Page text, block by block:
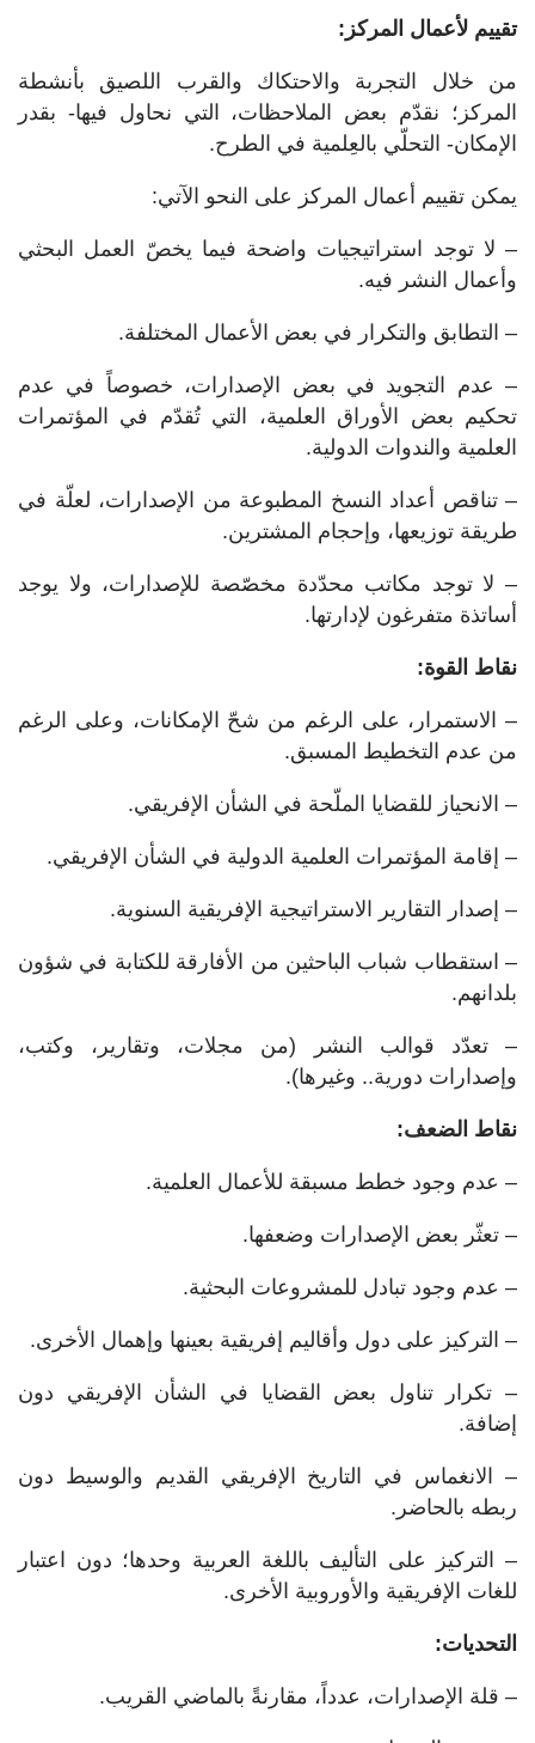
تقييم لأعمال المركز:
من خلال التجربة والاحتكاك والقرب اللصيق بأنشطة
المركز؛ نقدّم بعض الملاحظات، التي نحاول فيها- بقدر
الإمكان- التحلّي بالعِلمية في الطرح.
يمكن تقييم أعمال المركز على النحو الآتي:
– لا توجد استراتيجيات واضحة فيما يخصّ العمل البحثي
وأعمال النشر فيه.
– التطابق والتكرار في بعض الأعمال المختلفة.
– عدم التجويد في بعض الإصدارات، خصوصاً في عدم
تحكيم بعض الأوراق العلمية، التي تُقدّم في المؤتمرات
العلمية والندوات الدولية.
– تناقص أعداد النسخ المطبوعة من الإصدارات، لعلّة في
طريقة توزيعها، وإحجام المشترين.
– لا توجد مكاتب محدّدة مخصّصة للإصدارات، ولا يوجد
أساتذة متفرغون لإدارتها.
نقاط القوة:
– الاستمرار، على الرغم من شحّ الإمكانات، وعلى الرغم
من عدم التخطيط المسبق.
– الانحياز للقضايا الملّحة في الشأن الإفريقي.
– إقامة المؤتمرات العلمية الدولية في الشأن الإفريقي.
– إصدار التقارير الاستراتيجية الإفريقية السنوية.
– استقطاب شباب الباحثين من الأفارقة للكتابة في شؤون
بلدانهم.
– تعدّد قوالب النشر (من مجلات، وتقارير، وكتب،
وإصدارات دورية.. وغيرها).
نقاط الضعف:
– عدم وجود خطط مسبقة للأعمال العلمية.
– تعثّر بعض الإصدارات وضعفها.
– عدم وجود تبادل للمشروعات البحثية.
– التركيز على دول وأقاليم إفريقية بعينها وإهمال الأخرى.
– تكرار تناول بعض القضايا في الشأن الإفريقي دون
إضافة.
– الانغماس في التاريخ الإفريقي القديم والوسيط دون
ربطه بالحاضر.
– التركيز على التأليف باللغة العربية وحدها؛ دون اعتبار
للغات الإفريقية والأوروبية الأخرى.
التحديات:
– قلة الإصدارات، عدداً، مقارنةً بالماضي القريب.